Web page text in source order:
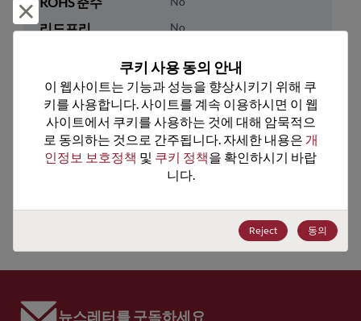
리드프리 No
기술 카테고리 Analog & Mixed Signal
기술 하위 카테고리 Timing
기술 그룹 Other Timing Devices
8542.39.0090
ECCN EAR99
뉴스레터를 구독하세요
거부 및 닫기
쿠키 사용 동의 안내
이 웹사이트는 기능과 성능을 향상시키기 위해 쿠
키를 사용합니다. 사이트를 계속 이용하시면 이 웹
사이트에서 쿠키를 사용하는 것에 대해 암묵적으
로 동의하는 것으로 간주됩니다. 자세한 내용은 개
인정보 보호정책 및 쿠키 정책을 확인하시기 바랍
니다.
Reject 동의